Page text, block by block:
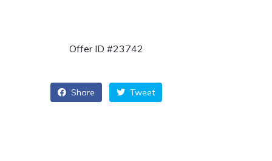
Offer ID #23742
Share Tweet